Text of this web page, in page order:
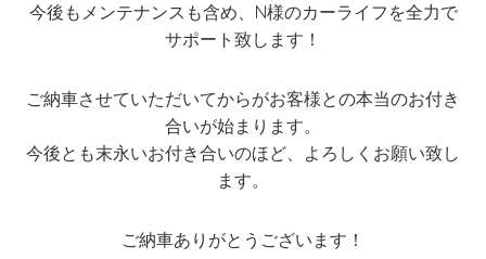
今後もメンテナンスも含め、N様のカーライフを全力で
サポート致します！
ご納車させていただいてからがお客様との本当のお付き
合いが始まります。
今後とも末永いお付き合いのほど、よろしくお願い致し
ます。
ご納車ありがとうございます！